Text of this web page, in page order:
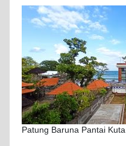
Patung Baruna Pantai Kuta